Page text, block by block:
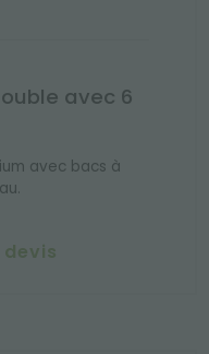
avec 6
avec bacs à